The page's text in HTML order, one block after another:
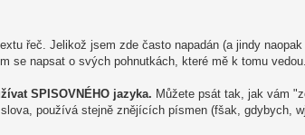
řeč. Jelikož jsem zde často napadán (a jindy
se napsat o svých pohnutkách, které mě k tomu vedou.
SPISOVNÉHO jazyka. Můžete psát tak, jak vám
používá stejně znějících písmen (fšak, gdybych,